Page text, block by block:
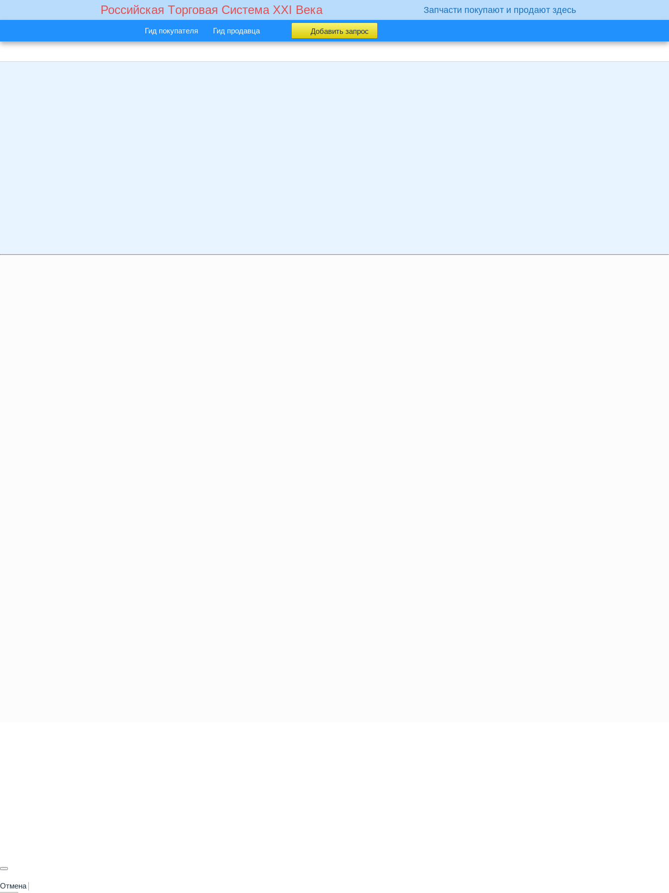
Российская Tорговая Cистема XXI Века Запчасти покупают и продают здесь
Гид покупателя Гид продавца Добавить запрос
Отмена